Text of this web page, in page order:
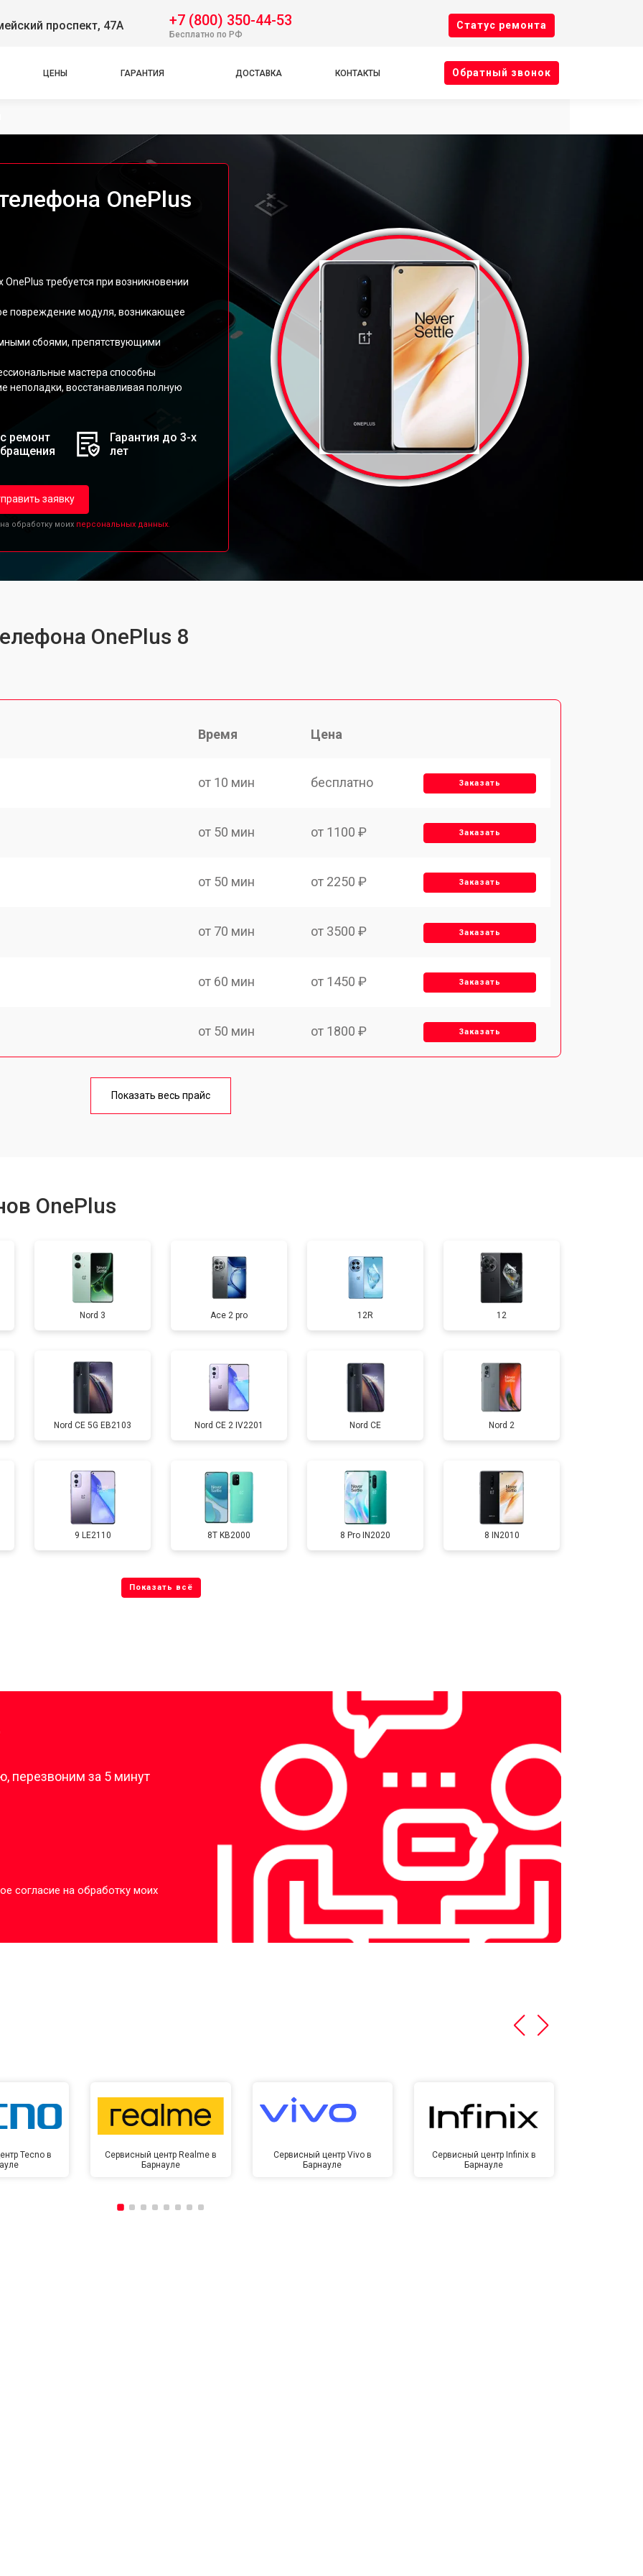
проспект, 47А +7 (800) 350-44-53
Бесплатно по РФ
Cтатус ремонта
ЦЕНЫ ГАРАНТИЯ ДОСТАВКА КОНТАКТЫ Oбратный звонок
OnePlus
требуется при возникновении
повреждение модуля, возникающее
сбоями, препятствующими
мастера способны
неполадки, восстанавливая полную
ремонт
Гарантия до 3-х
лет
заявку
обработку моих персональных данных.
OnePlus 8
Время Цена
от 10 мин бесплатно Заказать
от 50 мин от 1100 ₽ Заказать
от 50 мин от 2250 ₽ Заказать
от 70 мин от 3500 ₽ Заказать
от 60 мин от 1450 ₽ Заказать
от 50 мин от 1800 ₽ Заказать
от 70 мин
от 80 мин от 2700 ₽ Заказать
от 40 мин от 950 ₽ Заказать
от 70 мин от 1750 ₽ Заказать
от 60 мин от 3200 ₽ Заказать
от 60 мин от 1400 ₽ Заказать
Показать весь прайс
OnePlus
Nord 3 Ace 2 pro 12R 12
Nord CE 5G EB2103 Nord CE 2 IV2201 Nord CE Nord 2
9 LE2110 8T KB2000 8 Pro IN2020 8 IN2010
перезвоним за 5 минут
согласие на обработку моих
Tecno в
Сервисный центр Realme в
Барнауле
Сервисный центр Vivo в
Барнауле
Сервисный центр Infinix в
Барнауле